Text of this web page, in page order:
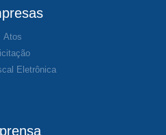
Atos
Eletrônica